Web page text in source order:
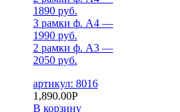
1890 руб.
3 рамки ф. А4 —
1990 руб.
2 рамки ф. А3 —
2050 руб.
артикул: 8016
1,890.00Р
В корзину